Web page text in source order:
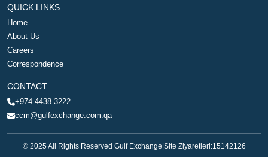
QUICK LINKS
Home
About Us
Careers
Correspondence
CONTACT
+974 4438 3222
ccm@gulfexchange.com.qa
© 2025 All Rights Reserved Gulf Exchange Site Ziyaretleri:15142126